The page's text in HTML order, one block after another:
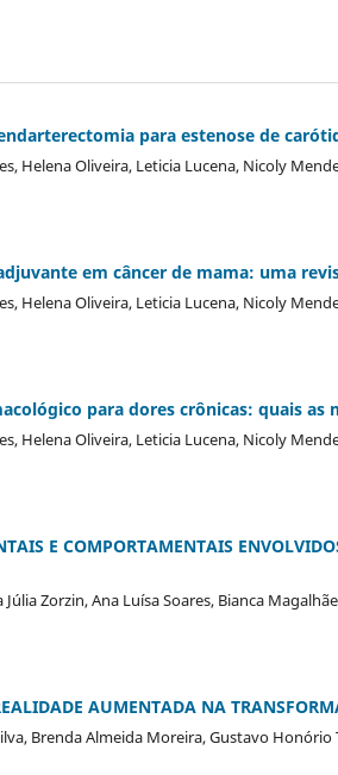
para estenose de
Helena Oliveira, Leticia Lucena, Nicoly
em câncer de mama: uma
Helena Oliveira, Leticia Lucena, Nicoly
para dores crônicas: quais as
Helena Oliveira, Leticia Lucena, Nicoly
E COMPORTAMENTAIS
Júlia Zorzin, Ana Luísa Soares, Bianca
AUMENTADA NA
Brenda Almeida Moreira, Gustavo